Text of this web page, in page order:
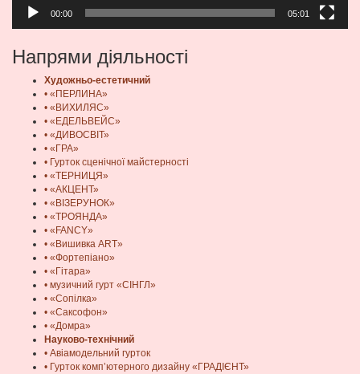
00:00 05:01
Напрями діяльності
Художньо-естетичний
• «ПЕРЛИНА»
• «ВИХИЛЯС»
• «ЕДЕЛЬВЕЙС»
• «ДИВОСВІТ»
• «ГРА»
• Гурток сценічної майстерності
• «ТЕРНИЦЯ»
• «АКЦЕНТ»
• «ВІЗЕРУНОК»
• «ТРОЯНДА»
• «FANCY»
• «Вишивка ART»
• «Фортепіано»
• «Гітара»
• музичний гурт «СІНГЛ»
• «Сопілка»
• «Саксофон»
• «Домра»
Науково-технічний
• Авіамодельний гурток
• Гурток комп’ютерного дизайну «ГРАДІЄНТ»